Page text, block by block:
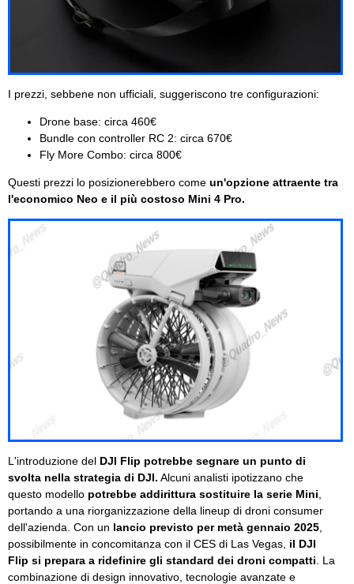
I prezzi, sebbene non ufficiali, suggeriscono tre configurazioni:
Drone base: circa 460€
Bundle con controller RC 2: circa 670€
Fly More Combo: circa 800€
Questi prezzi lo posizionerebbero come un'opzione attraente tra
l'economico Neo e il più costoso Mini 4 Pro.
L'introduzione del DJI Flip potrebbe segnare un punto di
svolta nella strategia di DJI. Alcuni analisti ipotizzano che
questo modello potrebbe addirittura sostituire la serie Mini
portando a una riorganizzazione della lineup di droni consumer
dell'azienda. Con un lancio previsto per metà gennaio 2025
possibilmente in concomitanza con il CES di Las Vegas, il DJI
Flip si prepara a ridefinire gli standard dei droni compatti . La
combinazione di design innovativo, tecnologie avanzate e